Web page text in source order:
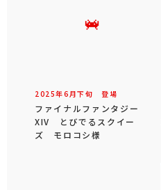
2025年6 月下旬 登場
ファイナルファンタジー
XIV とびでるスクイー
ズ モロコシ様